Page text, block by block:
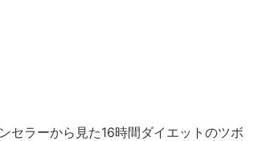
セラーから見た16時間ダイエットのツボ